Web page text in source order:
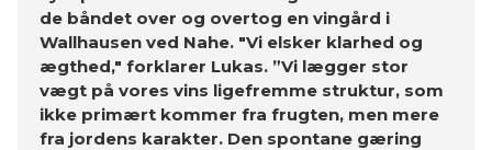
de båndet over og overtog en vingård i
Wallhausen ved Nahe. "Vi elsker klarhed og
ægthed," forklarer Lukas. ”Vi lægger stor
vægt på vores vins ligefremme struktur, som
ikke primært kommer fra frugten, men mere
fra jordens karakter. Den spontane gæring